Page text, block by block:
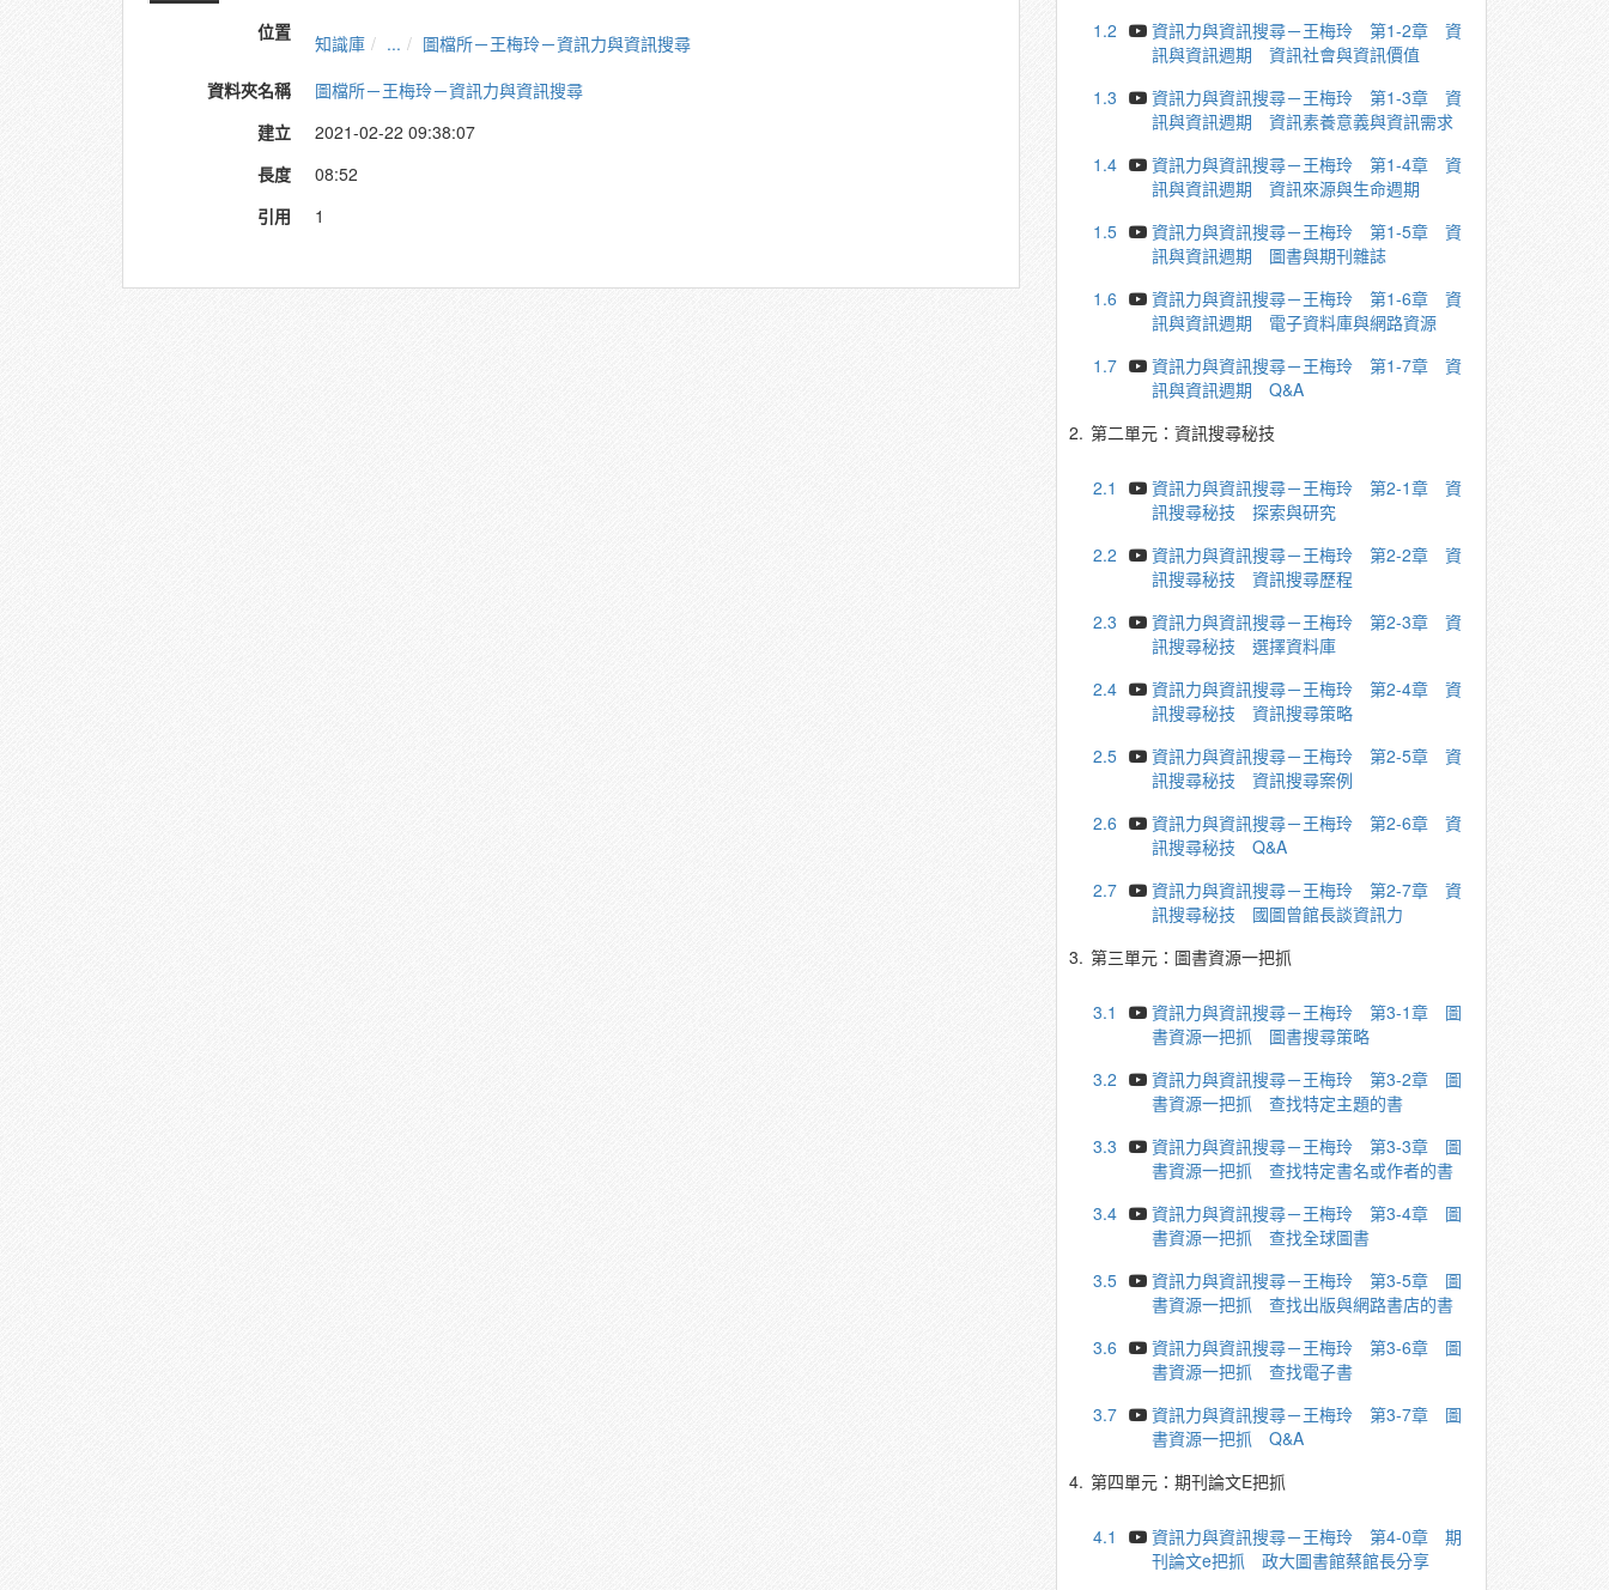
位置 知識庫 ...
圖檔所－王梅玲－資訊力與資訊搜尋
資料夾名稱
圖檔所－王梅玲－資訊力與資訊搜尋
建立
2021-02-22 09:38:07
長度
08:52
引用
1
1.2
資訊力與資訊搜尋－王梅玲 第1-2章 資
訊與資訊週期 資訊社會與資訊價值
1.3
資訊力與資訊搜尋－王梅玲 第1-3章 資
訊與資訊週期 資訊素養意義與資訊需求
1.4
資訊力與資訊搜尋－王梅玲 第1-4章 資
訊與資訊週期 資訊來源與生命週期
1.5
資訊力與資訊搜尋－王梅玲 第1-5章 資
訊與資訊週期 圖書與期刊雜誌
1.6
資訊力與資訊搜尋－王梅玲 第1-6章 資
訊與資訊週期 電子資料庫與網路資源
1.7
資訊力與資訊搜尋－王梅玲 第1-7章 資
訊與資訊週期 Q&A
2. 第二單元：資訊搜尋秘技
2.1
資訊力與資訊搜尋－王梅玲 第2-1章 資
訊搜尋秘技 探索與研究
2.2
資訊力與資訊搜尋－王梅玲 第2-2章 資
訊搜尋秘技 資訊搜尋歷程
2.3
資訊力與資訊搜尋－王梅玲 第2-3章 資
訊搜尋秘技 選擇資料庫
2.4
資訊力與資訊搜尋－王梅玲 第2-4章 資
訊搜尋秘技 資訊搜尋策略
2.5
資訊力與資訊搜尋－王梅玲 第2-5章 資
訊搜尋秘技 資訊搜尋案例
2.6
資訊力與資訊搜尋－王梅玲 第2-6章 資
訊搜尋秘技 Q&A
2.7
資訊力與資訊搜尋－王梅玲 第2-7章 資
訊搜尋秘技 國圖曾館長談資訊力
3. 第三單元：圖書資源一把抓
3.1
資訊力與資訊搜尋－王梅玲 第3-1章 圖
書資源一把抓 圖書搜尋策略
3.2
資訊力與資訊搜尋－王梅玲 第3-2章 圖
書資源一把抓 查找特定主題的書
3.3
資訊力與資訊搜尋－王梅玲 第3-3章 圖
書資源一把抓 查找特定書名或作者的書
3.4
資訊力與資訊搜尋－王梅玲 第3-4章 圖
書資源一把抓 查找全球圖書
3.5
資訊力與資訊搜尋－王梅玲 第3-5章 圖
書資源一把抓 查找出版與網路書店的書
3.6
資訊力與資訊搜尋－王梅玲 第3-6章 圖
書資源一把抓 查找電子書
3.7
資訊力與資訊搜尋－王梅玲 第3-7章 圖
書資源一把抓 Q&A
4. 第四單元：期刊論文E把抓
4.1
資訊力與資訊搜尋－王梅玲 第4-0章 期
刊論文e把抓 政大圖書館蔡館長分享